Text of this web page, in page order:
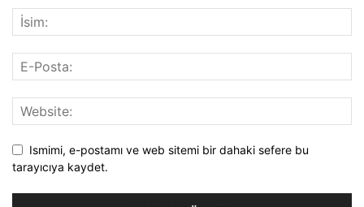
Ismimi, e-postamı ve web sitemi bir dahaki sefere bu
tarayıcıya kaydet.